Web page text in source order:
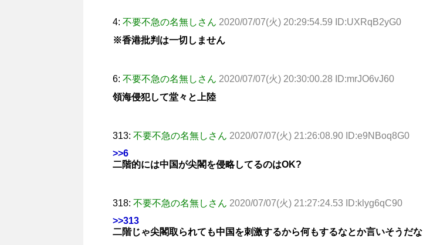
4: 不要不急の名無しさん 2020/07/07(火) 20:29:54.59 ID:UXRqB2yG0
※香港批判は一切しません
6: 不要不急の名無しさん 2020/07/07(火) 20:30:00.28 ID:mrJO6vJ60
領海侵犯して堂々と上陸
313: 不要不急の名無しさん 2020/07/07(火) 21:26:08.90 ID:e9NBoq8G0
>>6
二階的には中国が尖閣を侵略してるのはOK?
318: 不要不急の名無しさん 2020/07/07(火) 21:27:24.53 ID:klyg6qC90
>>313
二階じゃ尖閣取られても中国を刺激するから何もするなとか言いそうだな